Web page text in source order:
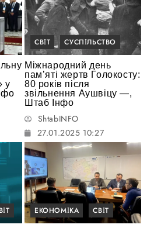
у
СВІТ СУСПІЛЬСТВО
Міжнародний день
пам’яті жертв Голокосту:
80 років після
звільнення Аушвіцу —,
Штаб Інфо
ShtabINFO
27.01.2025 10:27
ЕКОНОМІКА СВІТ